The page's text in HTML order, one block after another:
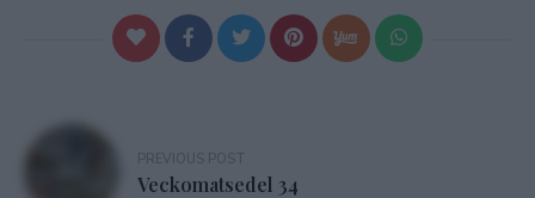
Inläggsnavigering
Veckomatsedel 34